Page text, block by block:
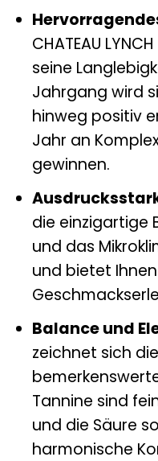
CHATEAU
seine
Jahrgang wird
hinweg positiv
Jahr an
gewinnen.
die einzigartige
und das
und bietet
Balance und
zeichnet sich
Tannine sind
und die Säure
harmonische